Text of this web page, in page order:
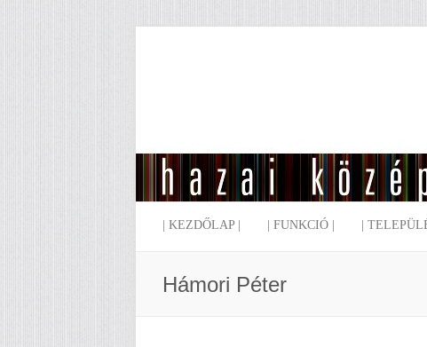
| KEZDŐLAP | | FUNKCIÓ | |
Hámori Péter